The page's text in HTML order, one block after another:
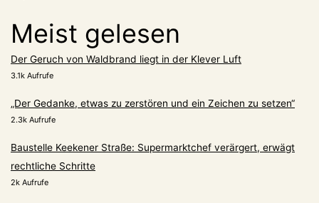
Meist gelesen
Der Geruch von Waldbrand liegt in der Klever Luft
3.1k Aufrufe
„Der Gedanke, etwas zu zerstören und ein Zeichen zu setzen“
2.3k Aufrufe
Baustelle Keekener Straße: Supermarktchef verärgert, erwägt
rechtliche Schritte
2k Aufrufe